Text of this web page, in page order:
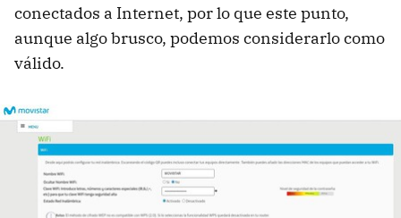
conectados a Internet, por lo que este punto,
aunque algo brusco, podemos considerarlo como
válido.